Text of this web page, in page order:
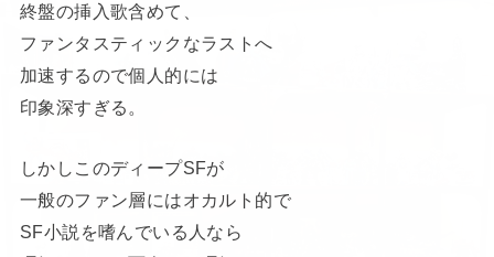
終盤の挿入歌含めて、
ファンタスティックなラストへ
加速するので個人的には
印象深すぎる。
しかしこのディープSFが
一般のファン層にはオカルト的で
SF小説を嗜んでいる人なら